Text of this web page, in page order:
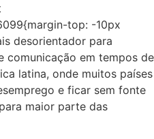
top: -10px
desorientador para
comunicação em tempos de
latina, onde muitos países
e ficar sem fonte
maior parte das